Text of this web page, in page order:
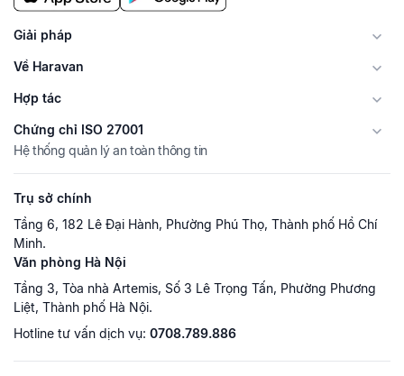
Giải pháp
Về Haravan
Hợp tác
Chứng chỉ ISO 27001
Hệ thống quản lý an toàn thông tin
Trụ sở chính
Tầng 6, 182 Lê Đại Hành, Phường Phú Thọ, Thành phố Hồ Chí
Minh.
Văn phòng Hà Nội
Tầng 3, Tòa nhà Artemis, Số 3 Lê Trọng Tấn, Phường Phương
Liệt, Thành phố Hà Nội.
Hotline tư vấn dịch vụ: 0708.789.886